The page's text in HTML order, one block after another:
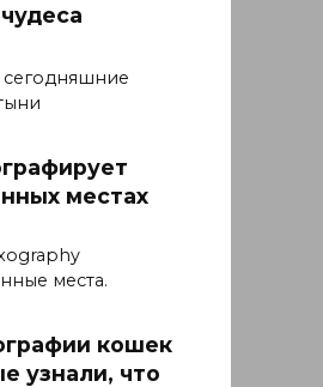
сегодняшние
местах
места.
кошек
узнали, что